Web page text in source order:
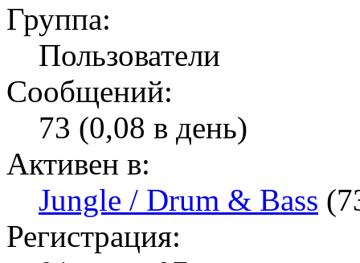
Группа:
Пользователи
Сообщений:
73 (0,08 в день)
Активен в:
Jungle / Drum & Bass
Регистрация: